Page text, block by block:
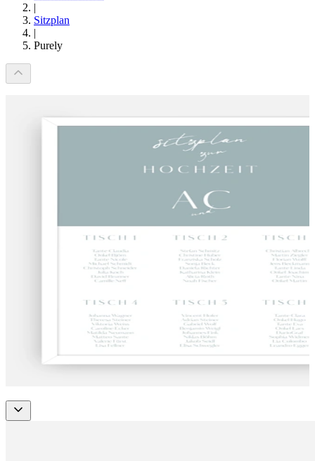
|
Sitzplan
|
Purely